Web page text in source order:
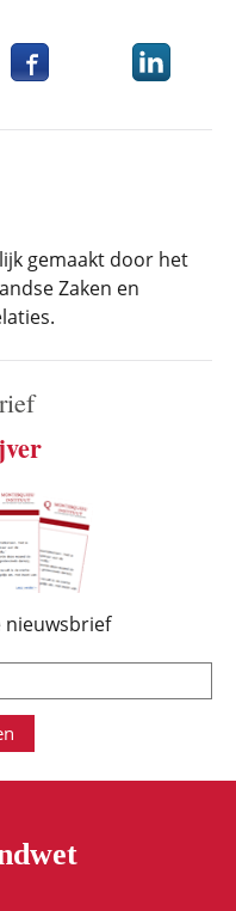
Bluesky
Deel dit item opDeel dit
gemaakt door het
Zaken en
nieuwsbrief